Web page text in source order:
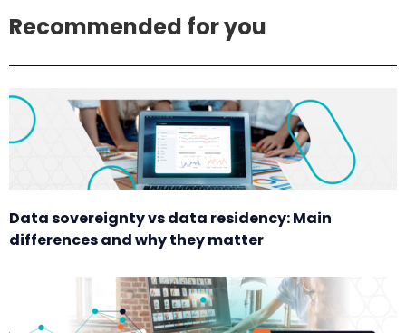
Recommended for you
Data sovereignty vs data residency: Main
differences and why they matter